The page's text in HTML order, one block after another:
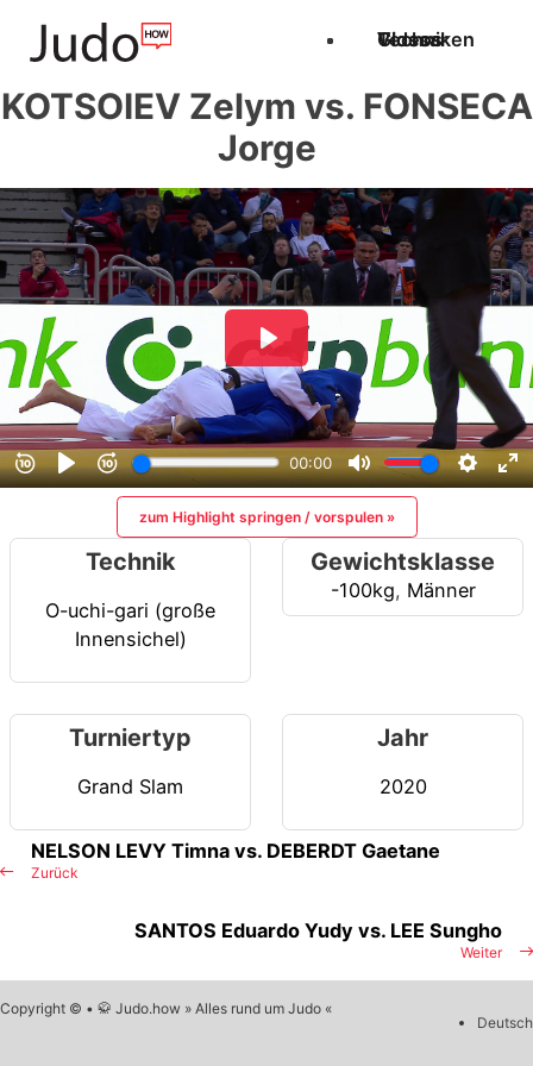
Techniken
Videos
Glossar
KOTSOIEV Zelym vs. FONSECA
Jorge
zum Highlight springen / vorspulen »
Technik
O-uchi-gari (große
Innensichel)
Gewichtsklasse
-100kg, Männer
Turniertyp
Grand Slam
Jahr
2020
Zurück
NELSON LEVY Timna vs. DEBERDT Gaetane
Weiter
SANTOS Eduardo Yudy vs. LEE Sungho
Copyright © • 🥋 Judo.how » Alles rund um Judo «
Deutsch